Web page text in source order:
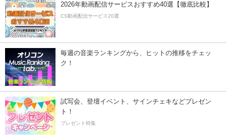
2026年動画配信サービスおすすめ40選【徹底比較】
CS動画配信サービス20選
毎週の音楽ランキングから、ヒットの推移をチェッ
ク！
試写会、登壇イベント、サインチェキなどプレゼン
ト！
プレゼント特集